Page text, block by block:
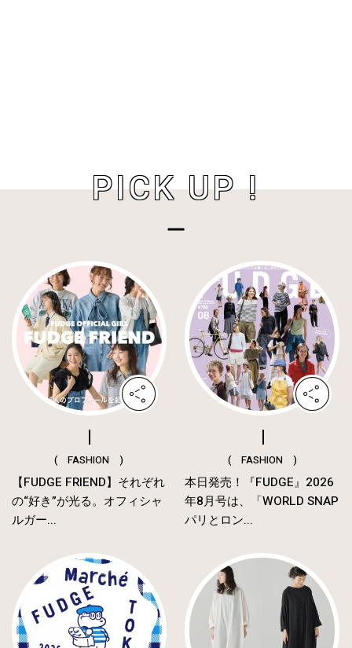
PICK UP !
( FASHION )
【FUDGE FRIEND】それぞれ
の“好き”が光る。オフィシャ
ルガー...
( FASHION )
本日発売！『FUDGE』2026
年8月号は、「WORLD SNAP
パリとロン...